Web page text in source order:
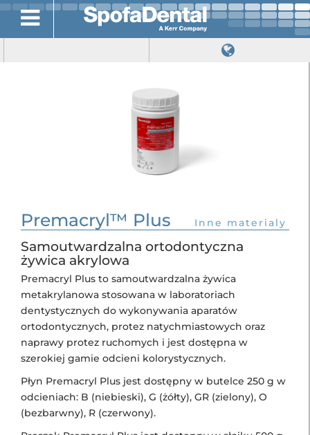
Premacryl™ Plus Inne materialy
Samoutwardzalna ortodontyczna
żywica akrylowa
Premacryl Plus to samoutwardzalna żywica
metakrylanowa stosowana w laboratoriach
dentystycznych do wykonywania aparatów
ortodontycznych, protez natychmiastowych oraz
naprawy protez ruchomych i jest dostępna w
szerokiej gamie odcieni kolorystycznych.
Płyn Premacryl Plus jest dostępny w butelce 250 g w
odcieniach: B (niebieski), G (żółty), GR (zielony), O
(bezbarwny), R (czerwony).